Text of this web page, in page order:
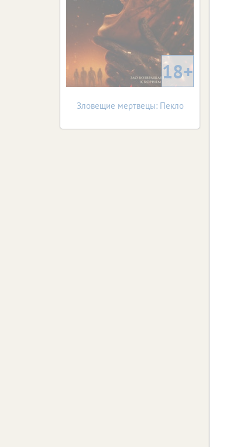
18+
Зловещие мертвецы: Пекло